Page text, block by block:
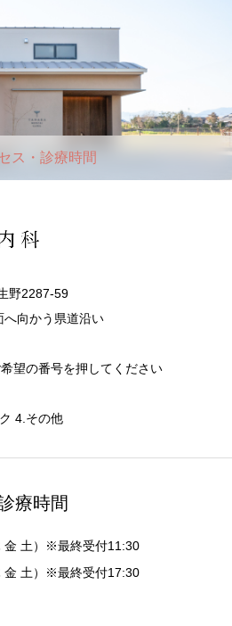
ス・診療時間
野2287-59
向かう県道沿い
望の番号を押してください
4.その他
療時間
金 土）※最終受付11:30
金 土）※最終受付17:30